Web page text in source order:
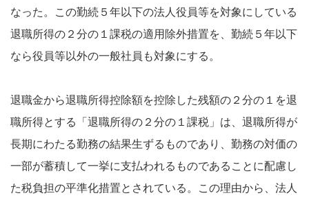
なった。この勤続５年以下の法人役員等を対象にしている
退職所得の２分の１課税の適用除外措置を、勤続５年以下
なら役員等以外の一般社員も対象にする。
退職金から退職所得控除額を控除した残額の２分の１を退
職所得とする「退職所得の２分の１課税」は、退職所得が
長期にわたる勤務の結果生ずるものであり、勤務の対価の
一部が蓄積して一挙に支払われるものであることに配慮し
た税負担の平準化措置とされている。この理由から、法人